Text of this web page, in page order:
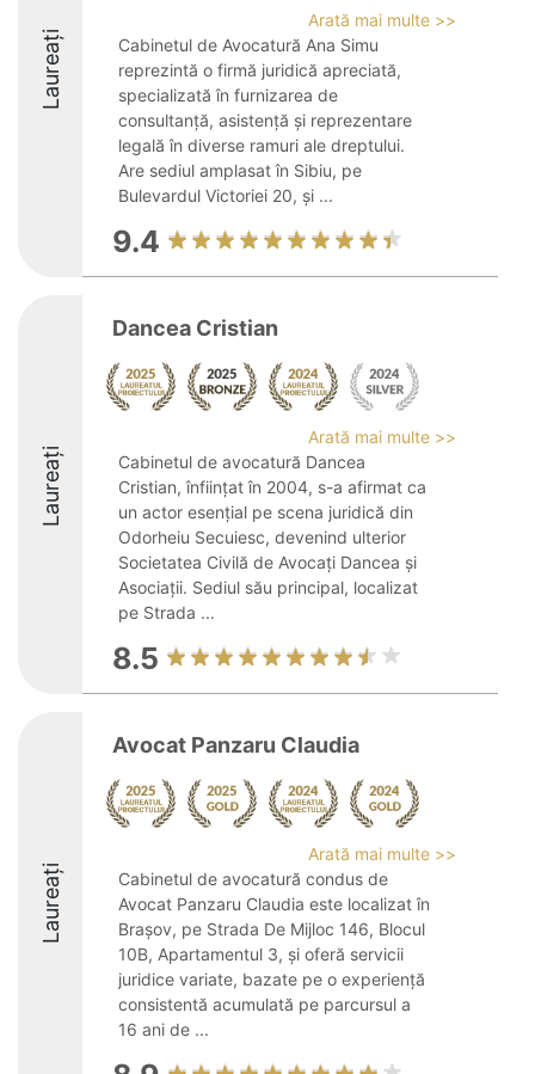
Laureați
Arată mai multe >>
Cabinetul de Avocatură Ana Simu
reprezintă o firmă juridică apreciată,
specializată în furnizarea de
consultanță, asistență și reprezentare
legală în diverse ramuri ale dreptului.
Are sediul amplasat în Sibiu, pe
Bulevardul Victoriei 20, și ...
9.4
Laureați
Dancea Cristian
Arată mai multe >>
Cabinetul de avocatură Dancea
Cristian, înființat în 2004, s-a afirmat ca
un actor esențial pe scena juridică din
Odorheiu Secuiesc, devenind ulterior
Societatea Civilă de Avocați Dancea și
Asociații. Sediul său principal, localizat
pe Strada ...
8.5
Laureați
Avocat Panzaru Claudia
Arată mai multe >>
Cabinetul de avocatură condus de
Avocat Panzaru Claudia este localizat în
Brașov, pe Strada De Mijloc 146, Blocul
10B, Apartamentul 3, și oferă servicii
juridice variate, bazate pe o experiență
consistentă acumulată pe parcursul a
16 ani de ...